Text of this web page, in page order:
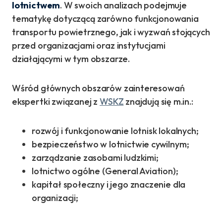
lotnictwem. W swoich analizach podejmuje
tematykę dotyczącą zarówno funkcjonowania
transportu powietrznego, jak i wyzwań stojących
przed organizacjami oraz instytucjami
działającymi w tym obszarze.
Wśród głównych obszarów zainteresowań
ekspertki związanej zWSKZ znajdują się m.in.:
rozwój i funkcjonowanie lotnisk lokalnych;
bezpieczeństwo w lotnictwie cywilnym;
zarządzanie zasobami ludzkimi;
lotnictwo ogólne (General Aviation);
kapitał społeczny i jego znaczenie dla
organizacji;